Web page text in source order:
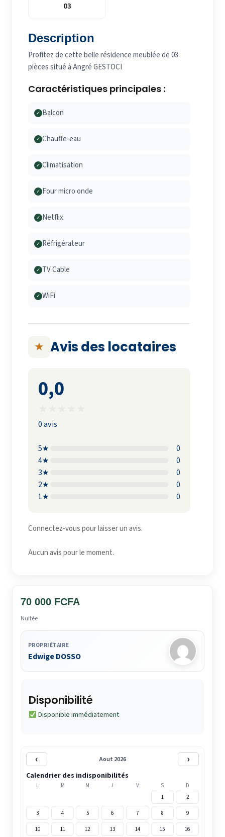
03
Description
Profitez de cette belle résidence meublée de 03
pièces situé à Angré GESTOCI
Caractéristiques principales :
✓ Balcon
✓ Chauffe-eau
✓ Climatisation
✓ Four micro onde
✓ Netflix
✓ Réfrigérateur
✓ TV Cable
✓ WiFi
★ Avis des locataires
0,0
0 avis
5★
0
4★
0
3★
0
2★
0
1★
0
Connectez-vous pour laisser un avis.
Aucun avis pour le moment.
70 000 FCFA
Nuitée
PROPRIÉTAIRE
Edwige DOSSO
Disponibilité
Disponible immédiatement
‹ Aout 2026 ›
Calendrier des indisponibilités
L M M J V S
D
1
2
3 4 5 6 7 8 9
10 11 12 13 14 15 16